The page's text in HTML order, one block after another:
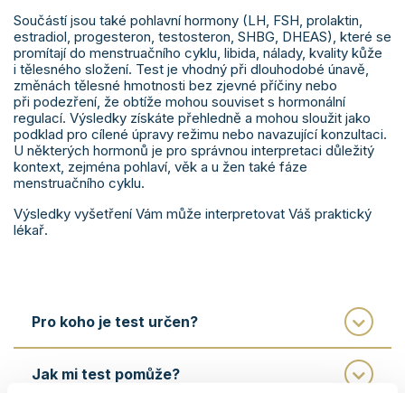
Součástí jsou také pohlavní hormony (LH, FSH, prolaktin,
estradiol, progesteron, testosteron, SHBG, DHEAS), které se
promítají do menstruačního cyklu, libida, nálady, kvality kůže
i tělesného složení. Test je vhodný při dlouhodobé únavě,
změnách tělesné hmotnosti bez zjevné příčiny nebo
při podezření, že obtíže mohou souviset s hormonální
regulací. Výsledky získáte přehledně a mohou sloužit jako
podklad pro cílené úpravy režimu nebo navazující konzultaci.
U některých hormonů je pro správnou interpretaci důležitý
kontext, zejména pohlaví, věk a u žen také fáze
menstruačního cyklu.
Výsledky vyšetření Vám může interpretovat Váš praktický
lékař.
Pro koho je test určen?
Jak mi test pomůže?